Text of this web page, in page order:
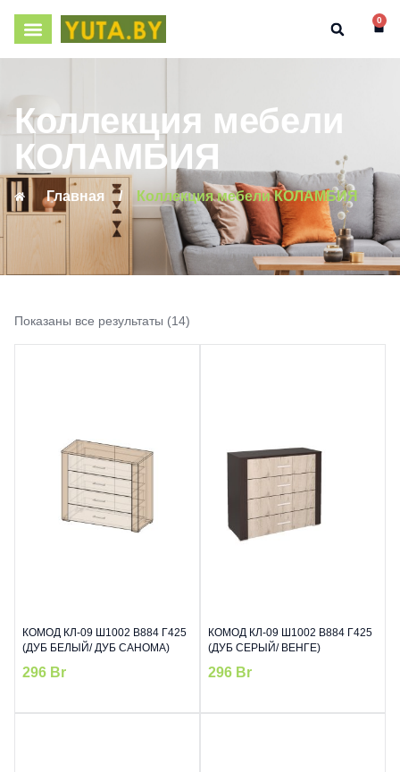
0
Коллекция мебели
КОЛАМБИЯ
Главная / Коллекция мебели КОЛАМБИЯ
Показаны все результаты (14)
КОМОД КЛ-09 Ш1002 В884 Г425
(ДУБ БЕЛЫЙ/ ДУБ САНОМА)
296 Br
КОМОД КЛ-09 Ш1002 В884 Г425
(ДУБ СЕРЫЙ/ ВЕНГЕ)
296 Br